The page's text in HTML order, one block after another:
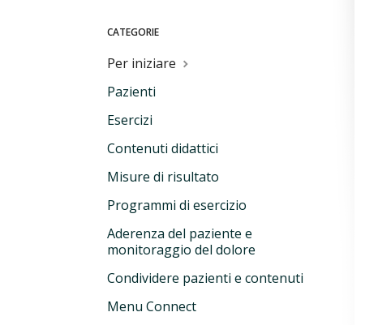
CATEGORIE
Per iniziare
Pazienti
Esercizi
Contenuti didattici
Misure di risultato
Programmi di esercizio
Aderenza del paziente e
monitoraggio del dolore
Condividere pazienti e contenuti
Menu Connect